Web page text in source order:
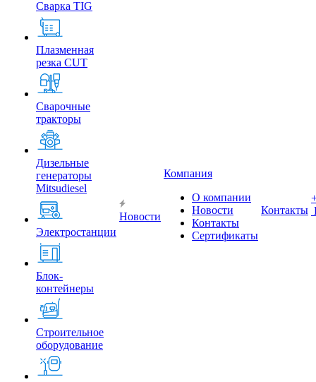
Сварка TIG
Плазменная
резка CUT
Сварочные
тракторы
Дизельные
генераторы
Mitsudiesel
Электростанции
Блок-
контейнеры
Строительное
оборудование
Новости
Компания
О компании
Новости
Контакты
Сертификаты
Контакты